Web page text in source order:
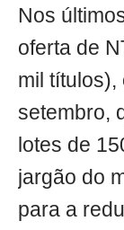
Nos
oferta de
mil títulos),
setembro,
lotes de
jargão do
para a